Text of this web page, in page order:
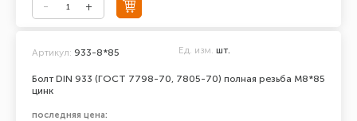
Болт DIN 933 (ГОСТ 7798-70, 7805-70) полная резьба М8*85
цинк
Артикул: 933-8*85 Ед. изм. шт.
последняя цена: